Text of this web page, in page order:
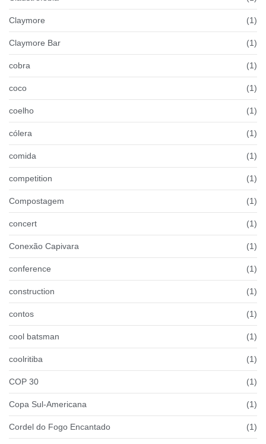
Claymore (1)
Claymore Bar (1)
cobra (1)
coco (1)
coelho (1)
cólera (1)
comida (1)
competition (1)
Compostagem (1)
concert (1)
Conexão Capivara (1)
conference (1)
construction (1)
contos (1)
cool batsman (1)
coolritiba (1)
COP 30 (1)
Copa Sul-Americana (1)
Cordel do Fogo Encantado (1)